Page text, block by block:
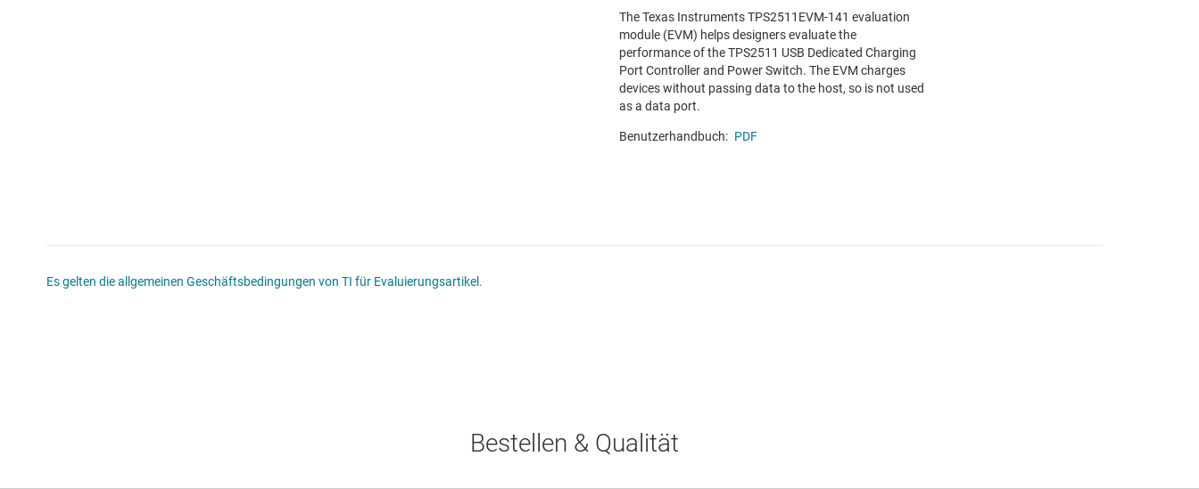
The Texas Instruments TPS2511EVM-141 evaluation
module (EVM) helps designers evaluate the
performance of the TPS2511 USB Dedicated Charging
Port Controller and Power Switch. The EVM charges
devices without passing data to the host, so is not used
as a data port.
Benutzerhandbuch: PDF
Es gelten die allgemeinen Geschäftsbedingungen von TI für Evaluierungsartikel.
Bestellen & Qualität